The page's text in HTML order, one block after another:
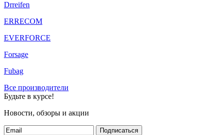
Drreifen
ERRECOM
EVERFORCE
Forsage
Fubag
Все производители
Будьте в курсе!
Новости, обзоры и акции
Подписаться